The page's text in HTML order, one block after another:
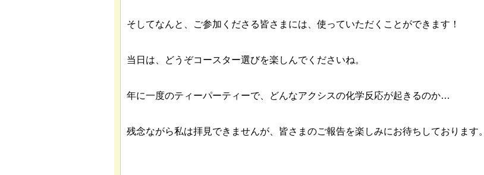
そしてなんと、ご参加くださる皆さまには、使っていただくことができます！
当日は、どうぞコースター選びを楽しんでくださいね。
年に一度のティーパーティーで、どんなアクシスの化学反応が起きるのか…
残念ながら私は拝見できませんが、皆さまのご報告を楽しみにお待ちしております。